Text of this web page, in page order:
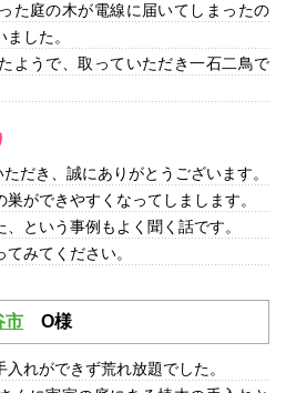
た庭の木が電線に届いてしまったの
した。
ようで、取っていただき一石二鳥で
だき、誠にありがとうございます。
ができやすくなってしまします。
という事例もよく聞く話です。
みてください。
市 O様
れができず荒れ放題でした。